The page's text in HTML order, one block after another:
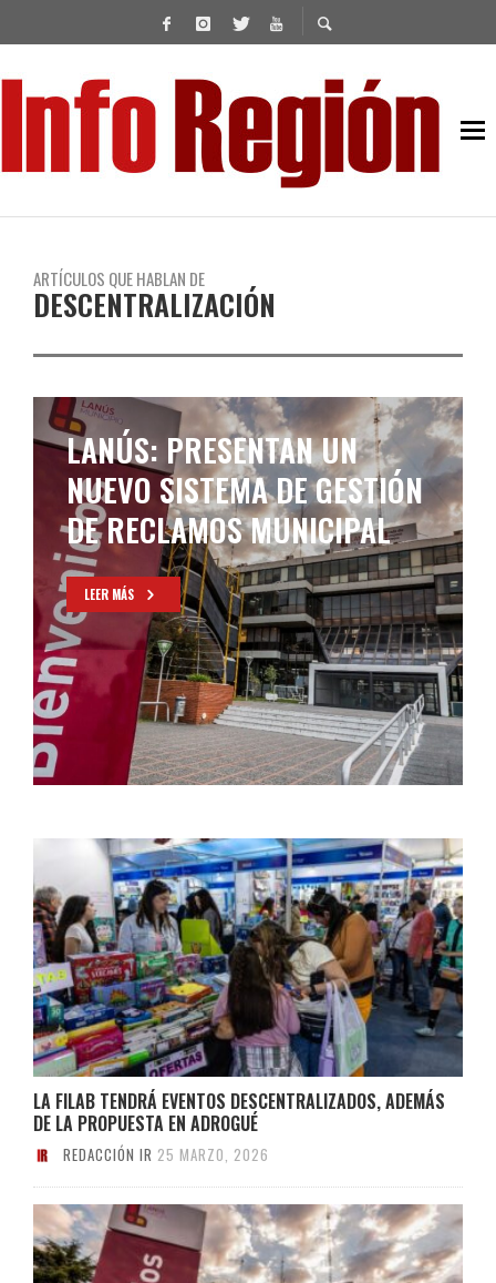
ARTÍCULOS QUE HABLAN DE
DESCENTRALIZACIÓN
LANÚS: PRESENTAN UN
NUEVO SISTEMA DE GESTIÓN
DE RECLAMOS MUNICIPAL
LEER MÁS
LA FILAB TENDRÁ EVENTOS DESCENTRALIZADOS, ADEMÁS
DE LA PROPUESTA EN ADROGUÉ
REDACCIÓN IR 25 MARZO, 2026